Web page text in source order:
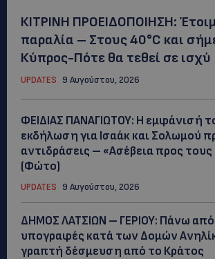
ΚΙΤΡΙΝΗ ΠΡΟΕΙΔΟΠΟΙΗΣΗ:
παραλία – Στους 40°C και
Κύπρος-Πότε θα τεθεί σε ισχύ
UPDATES 9 Αυγούστου, 2026
ΦΕΙΔΙΑΣ ΠΑΝΑΓΙΩΤΟΥ: Η εμφάνισή
εκδήλωση για Ισαάκ και Σολωμού
αντιδράσεις – «Ασέβεια προς
(Φώτο)
UPDATES 9 Αυγούστου, 2026
ΔΗΜΟΣ ΛΑΤΣΙΩΝ – ΓΕΡΙΟΥ: Πάνω
υπογραφές κατά των Δομών
γραπτή δέσμευση από το Κράτος